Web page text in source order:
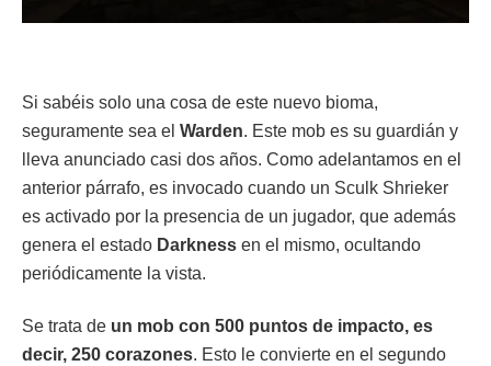
Si sabéis solo una cosa de este nuevo bioma,
seguramente sea el Warden. Este mob es su guardián y
lleva anunciado casi dos años. Como adelantamos en el
anterior párrafo, es invocado cuando un Sculk Shrieker
es activado por la presencia de un jugador, que además
genera el estado Darkness en el mismo, ocultando
periódicamente la vista.
Se trata de un mob con 500 puntos de impacto, es
decir, 250 corazones. Esto le convierte en el segundo